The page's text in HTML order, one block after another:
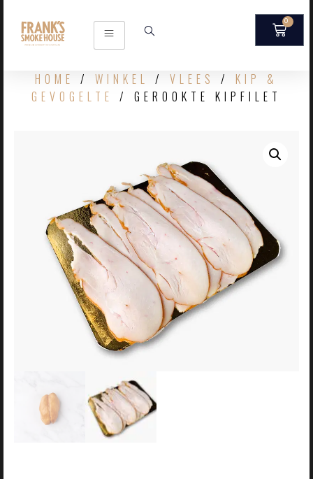
0
HOME / WINKEL / VLEES / KIP &
GEVOGELTE
/ GEROOKTE KIPFILET